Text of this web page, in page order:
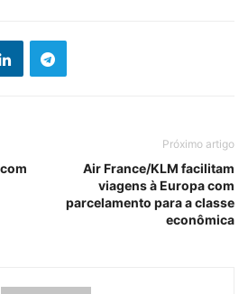
Próximo artigo
Air France/KLM facilitam
viagens à Europa com
parcelamento para a classe
econômica